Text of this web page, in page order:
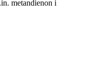
metandienon i